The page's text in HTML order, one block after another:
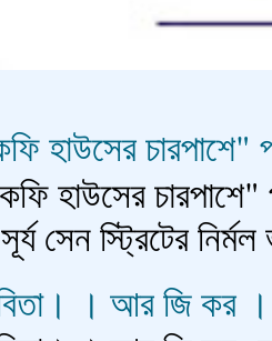
হাউসের
হাউসের
সেন স্ট্রিটের
। আর জি কর